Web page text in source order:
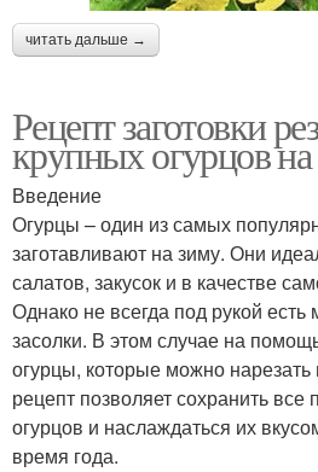
читать дальше →
Рецепт заготовки
крупных огурцов
Введение
Огурцы – один из самых
заготавливают на зиму. Они
салатов, закусок и в качестве
Однако не всегда под рукой есть
засолки. В этом случае на
огурцы, которые можно
рецепт позволяет сохранить все
огурцов и наслаждаться их
время года.